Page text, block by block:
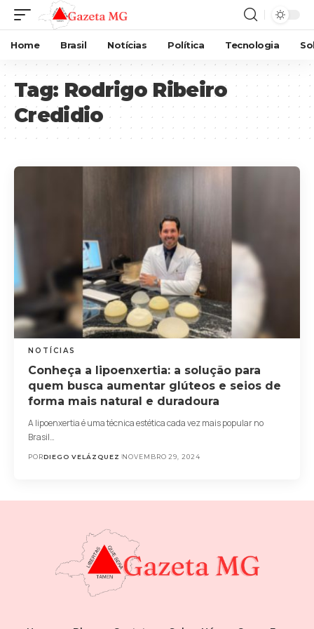
Home Brasil Notícias Política Tecnologia
Tag: Rodrigo Ribeiro
Credidio
NOTÍCIAS
Conheça a lipoenxertia: a solução para
quem busca aumentar glúteos e seios de
forma mais natural e duradoura
A lipoenxertia é uma técnica estética cada vez mais popular no
Brasil…
PORDIEGO VELÁZQUEZ NOVEMBRO 29, 2024